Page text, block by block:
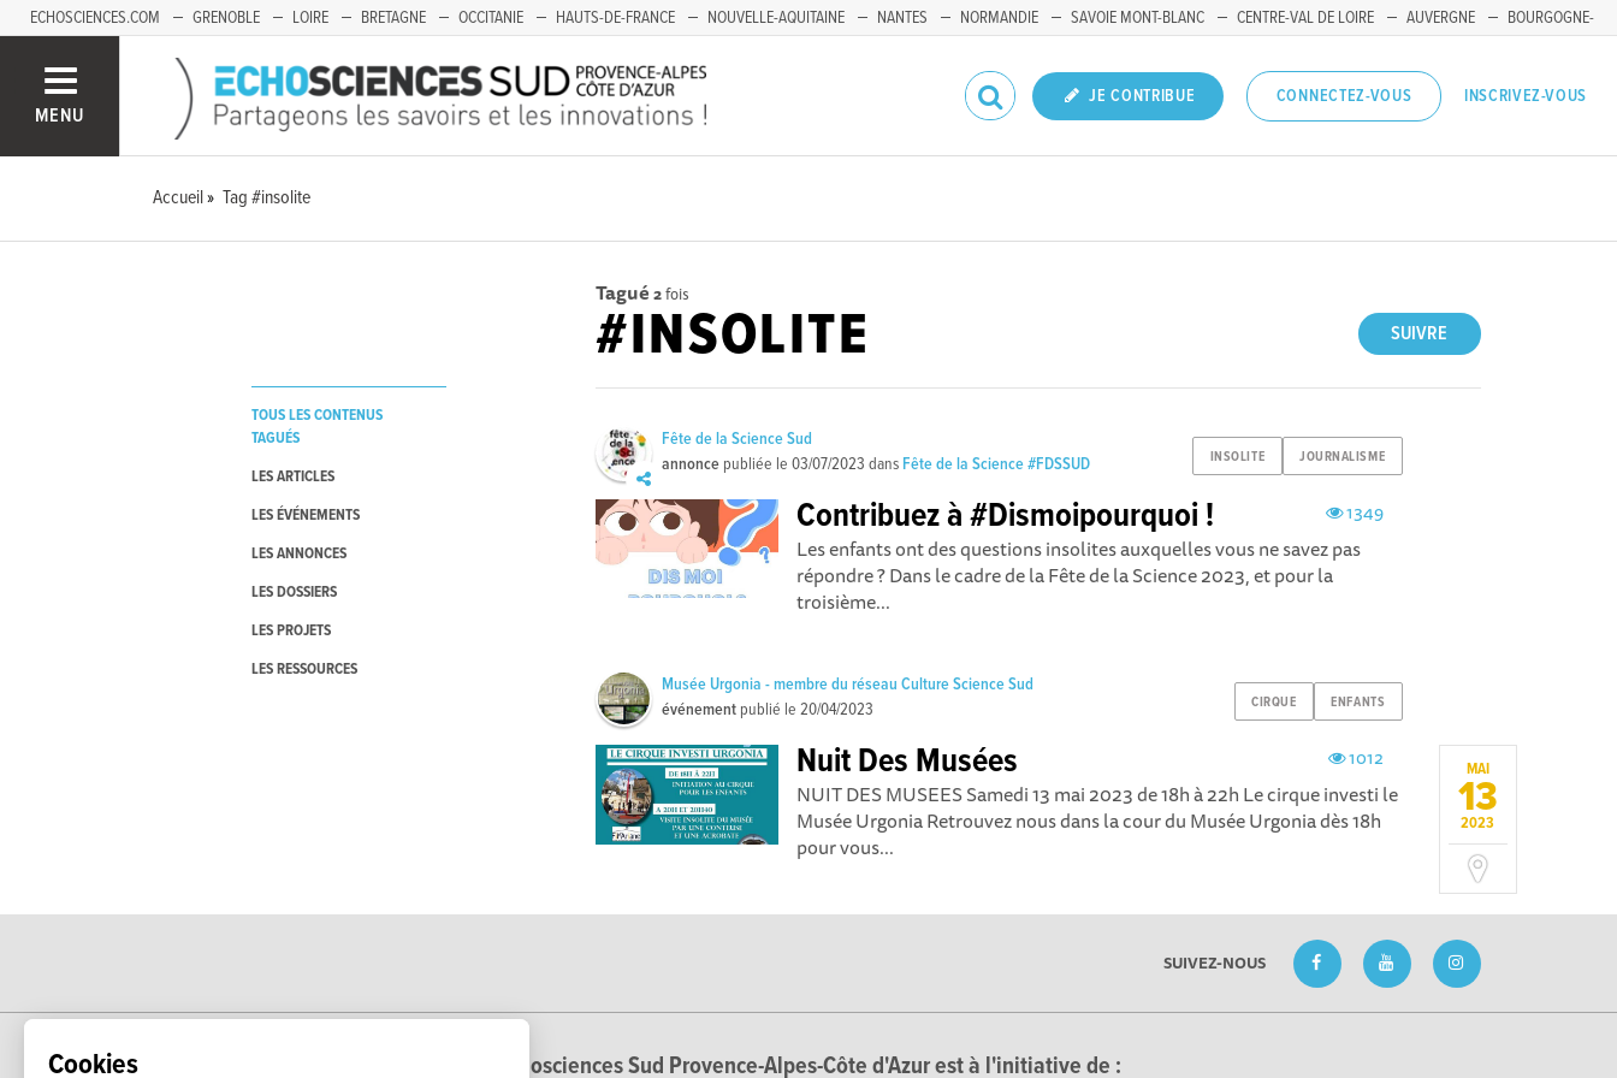
Cookies
ECHOSCIENCES.COM GRENOBLE LOIRE BRETAGNE OCCITANIE HAUTS-DE-FRANCE NOUVELLE-AQUITAINE NANTES NORMANDIE SAVOIE MONT-BLANC CENTRE-VAL DE LOIRE AUVERGNE
BOURGOGNE-
MENU
JE CONTRIBUE CONNECTEZ-VOUS INSCRIVEZ-VOUS
Accueil Tag #insolite
TOUS LES CONTENUS
TAGUÉS
LES ARTICLES
LES ÉVÉNEMENTS
LES ANNONCES
LES DOSSIERS
LES PROJETS
LES RESSOURCES
Tagué 2fois
SUIVRE
#INSOLITE
INSOLITE JOURNALISME
Fête de la Science Sud
annonce publiée le03/07/2023 dans Fête de la Science #FDSSUD
1349
Contribuez à #Dismoipourquoi !
Les enfants ont des questions insolites auxquelles vous ne savez pas
répondre ? Dans le cadre de la Fête de la Science 2023, et pour la
troisième...
CIRQUE ENFANTS
Musée Urgonia - membre du réseau Culture Science Sud
événement publié le20/04/2023
MAI
13
2023
1012
Nuit Des Musées
NUIT DES MUSEES Samedi 13 mai 2023 de 18h à 22h Le cirque investi le
Musée Urgonia Retrouvez nous dans la cour du Musée Urgonia dès 18h
pour vous...
SUIVEZ-NOUS
Echosciences Sud Provence-Alpes-Côte d'Azur est à l'initiative de :